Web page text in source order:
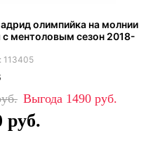
олимпийка на молнии
с ментоловым сезон 2018-
113405
1490